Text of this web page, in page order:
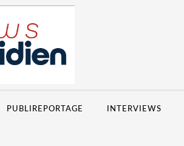
PUBLIREPORTAGE INTERVIEWS